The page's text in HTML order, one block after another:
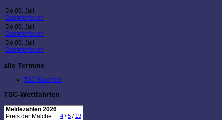
Do 09. Juli
Sommerferien
Do 09. Juli
Sommerferien
Do 09. Juli
Sommerferien
alle Termine
TSC-Kalender
TSC-Wettfahrten
Meldezahlen 2026
Preis der Malche:
4 / 5 / 19